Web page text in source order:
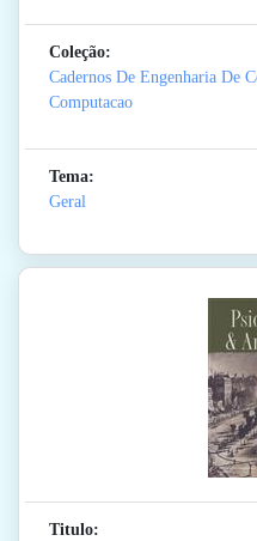
Coleção:
Cadernos De Engenharia De
Computacao
Tema:
Geral
Titulo: